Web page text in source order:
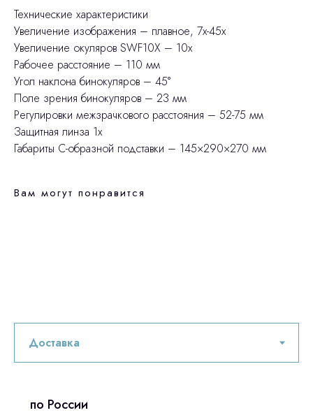
Технические характеристики
Увеличение изображения – плавное, 7x-45x
Увеличение окуляров SWF10X – 10x
Рабочее расстояние – 110 мм
Угол наклона бинокуляров – 45°
Поле зрения бинокуляров – 23 мм
Регулировки межзрачкового расстояния – 52-75 мм
Защитная линза 1x
Габариты C-образной подставки – 145×290×270 мм
Вам могут понравится
по России